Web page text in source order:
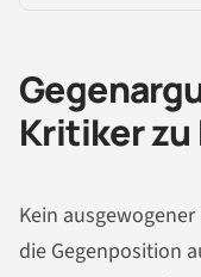
Kritiker
Kein
die Gegenposition